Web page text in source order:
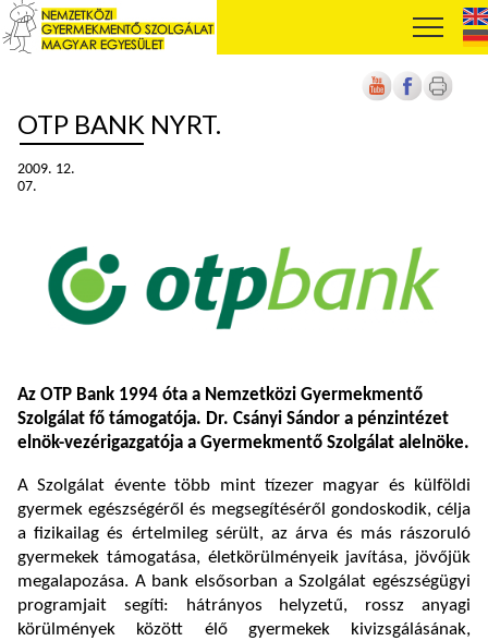
OTP BANK NYRT.
2009. 12.
07.
Az OTP Bank 1994 óta a Nemzetközi Gyermekmentő
Szolgálat fő támogatója. Dr. Csányi Sándor a pénzintézet
elnök-vezérigazgatója a Gyermekmentő Szolgálat alelnöke.
A Szolgálat évente több mint tízezer magyar és külföldi
gyermek egészségéről és megsegítéséről gondoskodik, célja
a fizikailag és értelmileg sérült, az árva és más rászoruló
gyermekek támogatása, életkörülményeik javítása, jövőjük
megalapozása. A bank elsősorban a Szolgálat egészségügyi
programjait segíti: hátrányos helyzetű, rossz anyagi
körülmények között élő gyermekek kivizsgálásának,